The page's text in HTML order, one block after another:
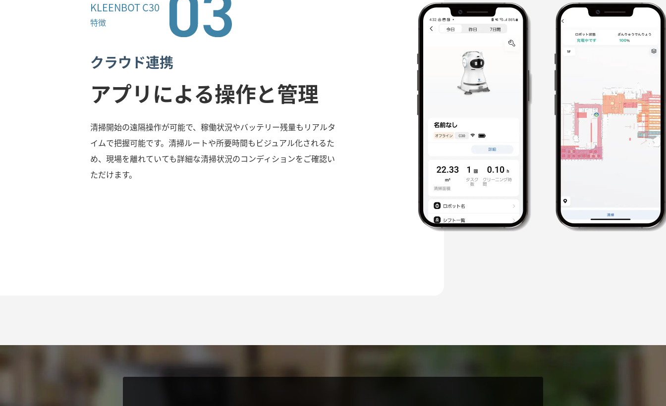
KLEENBOT C30
特徴
クラウド連携
アプリによる操作と管理
清掃開始の遠隔操作が可能で、稼働状況やバッテリー残量もリアルタ
イムで把握可能です。清掃ルートや所要時間もビジュアル化されるた
め、現場を離れていても詳細な清掃状況のコンディションをご確認い
ただけます。